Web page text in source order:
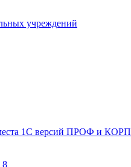
учреждений
1С версий ПРОФ и КОРП
8